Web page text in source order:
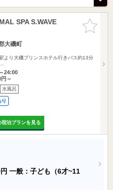
お気に入
りに追加
SPA S.WAVE
大磯町
より大磯プリンスホテル行きバス約13分
24:00
～
水風呂
泊プランを見る
一般：子ども（6才~11